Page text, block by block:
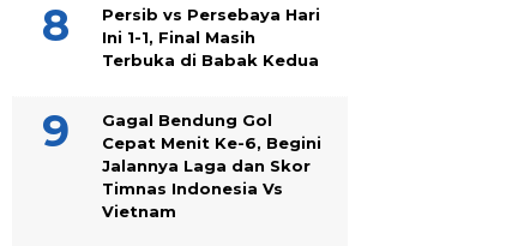
Persib vs Persebaya Hari
Ini 1-1, Final Masih
Terbuka di Babak Kedua
Gagal Bendung Gol
Cepat Menit Ke-6, Begini
Jalannya Laga dan Skor
Timnas Indonesia Vs
Vietnam